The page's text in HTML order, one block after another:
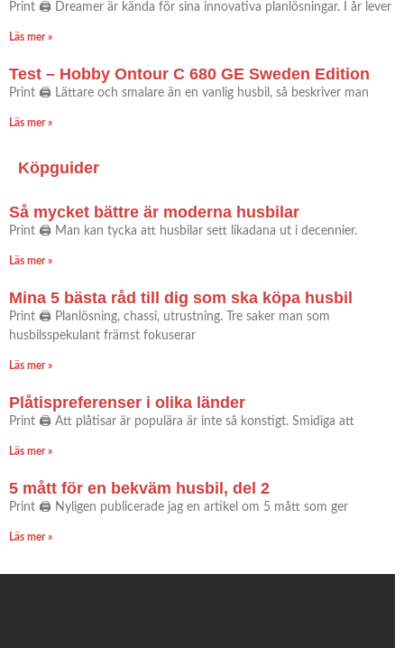
Print 🖨 Dreamer är kända för sina innovativa planlösningar. I år lever
Läs mer »
Test – Hobby Ontour C 680 GE Sweden Edition
Print 🖨 Lättare och smalare än en vanlig husbil, så beskriver man
Läs mer »
Köpguider
Så mycket bättre är moderna husbilar
Print 🖨 Man kan tycka att husbilar sett likadana ut i decennier.
Läs mer »
Mina 5 bästa råd till dig som ska köpa husbil
Print 🖨 Planlösning, chassi, utrustning. Tre saker man som
husbilsspekulant främst fokuserar
Läs mer »
Plåtispreferenser i olika länder
Print 🖨 Att plåtisar är populära är inte så konstigt. Smidiga att
Läs mer »
5 mått för en bekväm husbil, del 2
Print 🖨 Nyligen publicerade jag en artikel om 5 mått som ger
Läs mer »